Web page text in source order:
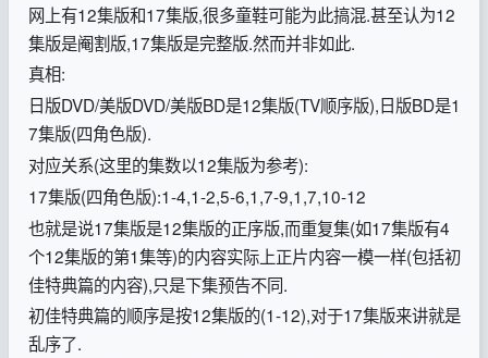
网上有12集版和17集版,很多童鞋可能为此搞混.甚至认为12
集版是阉割版,17集版是完整版.然而并非如此.
真相:
日版DVD/美版DVD/美版BD是12集版(TV顺序版),日版BD是1
7集版(四角色版).
对应关系(这里的集数以12集版为参考):
17集版(四角色版):1-4,1-2,5-6,1,7-9,1,7,10-12
也就是说17集版是12集版的正序版,而重复集(如17集版有4
个12集版的第1集等)的内容实际上正片内容一模一样(包括初
佳特典篇的内容),只是下集预告不同.
初佳特典篇的顺序是按12集版的(1-12),对于17集版来讲就是
乱序了.